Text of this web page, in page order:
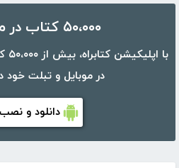
۵۰،۰۰۰ کتاب در موبایل شما
در موبایل و تبلت خود
دانلود و نصب